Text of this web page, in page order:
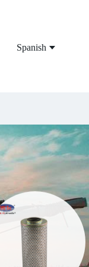
Spanish